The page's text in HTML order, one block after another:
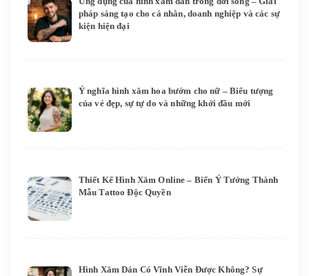
pháp sáng tạo cho cá nhân, doanh nghiệp và các sự
kiện hiện đại
Ý nghĩa hình xăm hoa bướm cho nữ – Biểu tượng
của vẻ đẹp, sự tự do và những khởi đầu mới
Thiết Kế Hình Xăm Online – Biến Ý Tưởng Thành
Mẫu Tattoo Độc Quyền
Hình Xăm Dán Có Vĩnh Viễn Được Không? Sự